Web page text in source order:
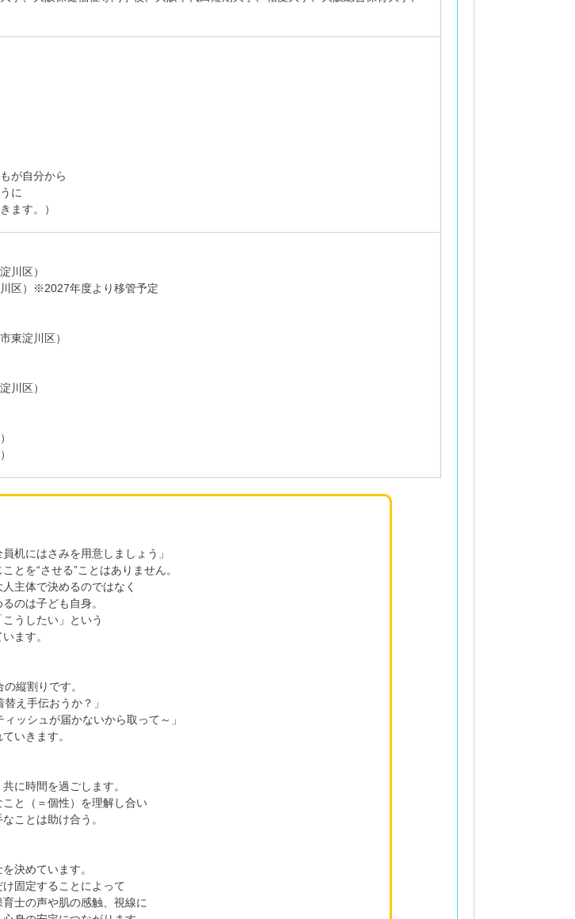
が自分から
に
ます。）
川区）
区）※2027年度より移管予定
東淀川区）
川区）
机にはさみを用意しましょう」
とを“させる”ことはありません。
主体で決めるのではなく
のは子ども自身。
うしたい」という
ます。
縦割りです。
え手伝おうか？」
ッシュが届かないから取って～」
いきます。
に時間を過ごします。
と（＝個性）を理解し合い
ことは助け合う。
決めています。
固定することによって
士の声や肌の感触、視線に